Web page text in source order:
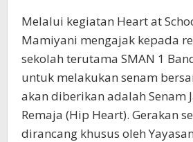
Melalui kegiatan Heart at
Mamiyani mengajak kepada
sekolah terutama SMAN 1
untuk melakukan senam
akan diberikan adalah Senam
Remaja (Hip Heart). Gerakan
dirancang khusus oleh